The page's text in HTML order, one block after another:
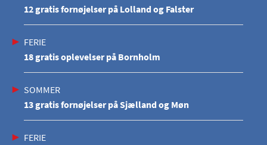
12 gratis fornøjelser på Lolland og Falster
FERIE
18 gratis oplevelser på Bornholm
SOMMER
13 gratis fornøjelser på Sjælland og Møn
FERIE